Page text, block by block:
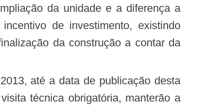
da unidade e a diferença a
de investimento, existindo
da construção a contar da
técnica obrigatória, manterão a